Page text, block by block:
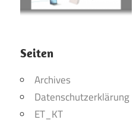
Seiten
Archives
Datenschutzerklärung
ET_KT